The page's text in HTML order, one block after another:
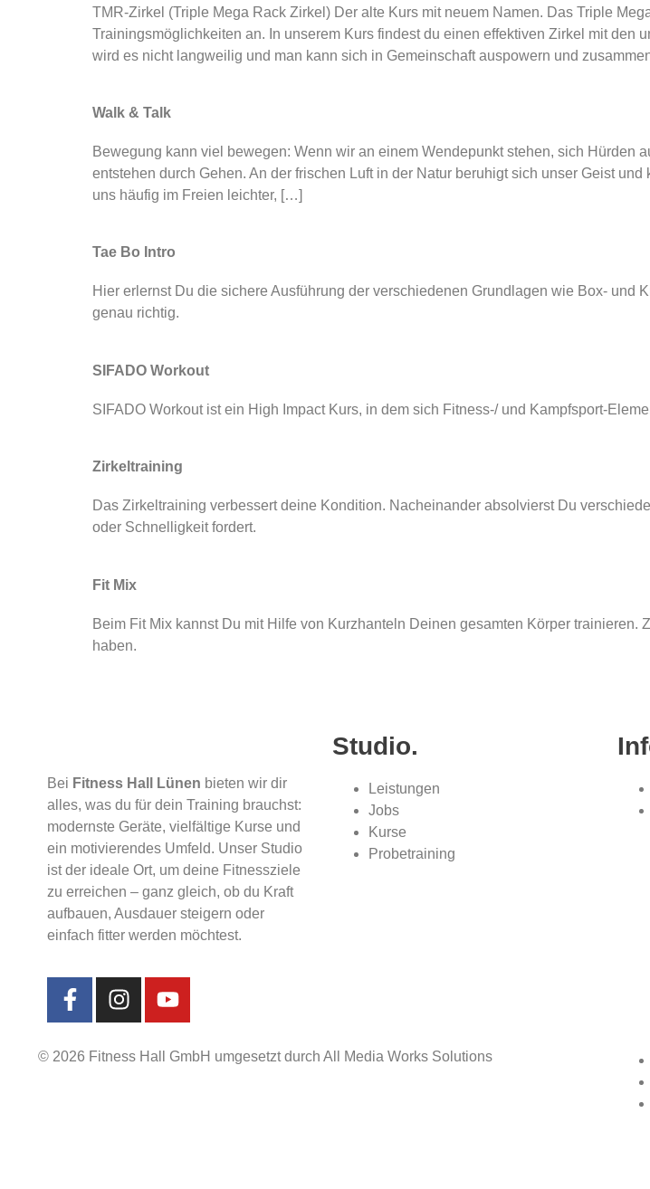
TMR-Zirkel (Triple Mega Rack Zirkel) Der alte Kurs mit neuem Namen. Das Triple
Trainingsmöglichkeiten an. In unserem Kurs findest du einen effektiven Zirkel mit den
wird es nicht langweilig und man kann sich in Gemeinschaft auspowern und
Walk & Talk
Bewegung kann viel bewegen: Wenn wir an einem Wendepunkt stehen, sich Hürden
entstehen durch Gehen. An der frischen Luft in der Natur beruhigt sich unser Geist
uns häufig im Freien leichter, […]
Tae Bo Intro
Hier erlernst Du die sichere Ausführung der verschiedenen Grundlagen wie Box- und
genau richtig.
SIFADO Workout
SIFADO Workout ist ein High Impact Kurs, in dem sich Fitness-/ und Kampfsport-
Zirkeltraining
Das Zirkeltraining verbessert deine Kondition. Nacheinander absolvierst Du
oder Schnelligkeit fordert.
Fit Mix
Beim Fit Mix kannst Du mit Hilfe von Kurzhanteln Deinen gesamten Körper
haben.
Bei Fitness Hall Lünen bieten wir dir
alles, was du für dein Training brauchst:
modernste Geräte, vielfältige Kurse und
ein motivierendes Umfeld. Unser Studio
ist der ideale Ort, um deine Fitnessziele
zu erreichen – ganz gleich, ob du Kraft
aufbauen, Ausdauer steigern oder
einfach fitter werden möchtest.
Studio.
Leistungen
Jobs
Kurse
Probetraining
© 2026 Fitness Hall GmbH umgesetzt durch All Media Works Solutions